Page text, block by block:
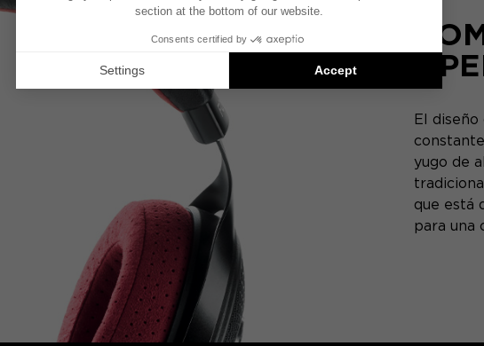
El
yugo de
que está
para una